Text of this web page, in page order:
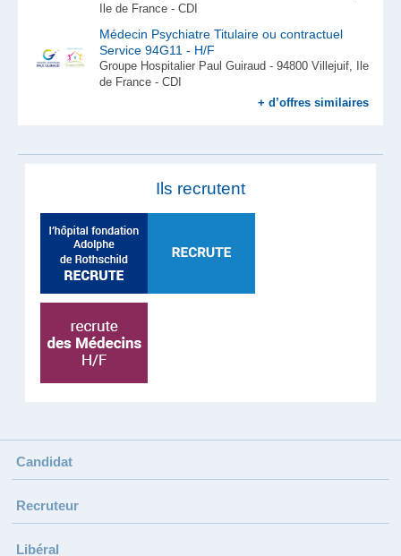
Ile de France - CDI
Médecin Psychiatre Titulaire ou contractuel
Service 94G11 - H/F
Groupe Hospitalier Paul Guiraud - 94800 Villejuif, Ile
de France - CDI
+ d’offres similaires
Ils recrutent
Candidat
Recruteur
Libéral